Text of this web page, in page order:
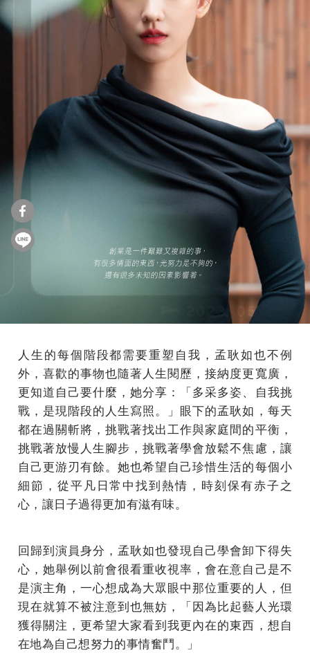
人生的每個階段都需要重塑自我，孟耿如也不例
外，喜歡的事物也隨著人生閱歷，接納度更寬廣，
更知道自己要什麼，她分享：「多采多姿、自我挑
戰，是現階段的人生寫照。」眼下的孟耿如，每天
都在過關斬將，挑戰著找出工作與家庭間的平衡，
挑戰著放慢人生腳步，挑戰著學會放鬆不焦慮，讓
自己更游刃有餘。她也希望自己珍惜生活的每個小
細節，從平凡日常中找到熱情，時刻保有赤子之
心，讓日子過得更加有滋有味。
回歸到演員身分，孟耿如也發現自己學會卸下得失
心，她舉例以前會很看重收視率，會在意自己是不
是演主角，一心想成為大眾眼中那位重要的人，但
現在就算不被注意到也無妨，「因為比起藝人光環
獲得關注，更希望大家看到我更內在的東西，想自
在地為自己想努力的事情奮鬥。」